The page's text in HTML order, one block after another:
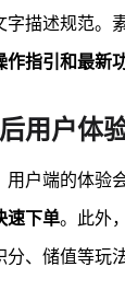
描述规范。
指引和最新
用户体
用户端的体验
速下单。此外
分、储值等玩